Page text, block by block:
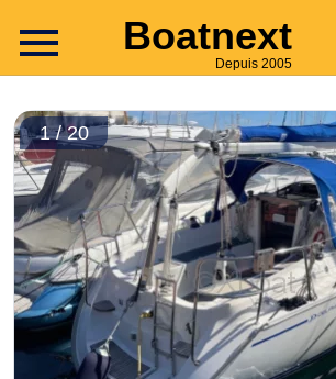
Boatnext
Depuis 2005
1 / 20